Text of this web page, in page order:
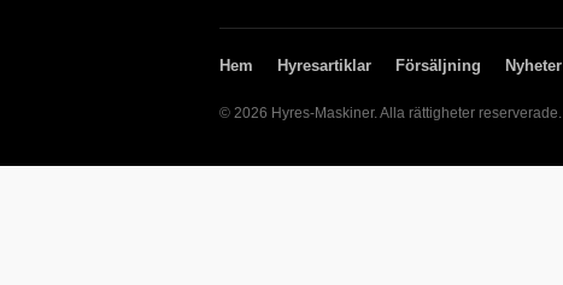
Hem Hyresartiklar Försäljning Nyheter
© 2026 Hyres-Maskiner. Alla rättigheter reserverade.